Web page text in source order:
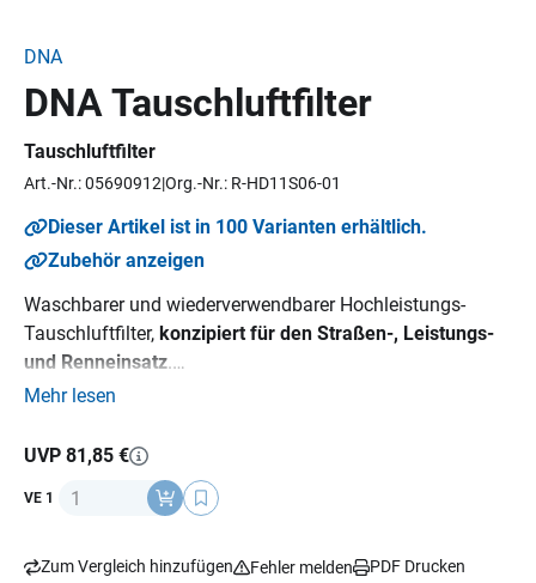
DNA
DNA Tauschluftfilter
Tauschluftfilter
Art.-Nr.: 05690912 Org.-Nr.: R-HD11S06-01
Dieser Artikel ist in 100 Varianten erhältlich.
Zubehör anzeigen
Waschbarer und wiederverwendbarer Hochleistungs-
Tauschluftfilter, konzipiert für den Straßen-, Leistungs-
und Renneinsatz.
Durch die FCd (Full Contour design) Technology wird die
Filtermedium genutzt. Dadurch vergrößert sich der
Filterbereich zwischen 20-80 %, der Luftstrom wird erhöht
und die Leistung des Motors somit gesteigert. Mit dem
Benzinverbrauch reduziert.
Mehr lesen
UVP 81,85 €
VE 1 Anzahl
Zum Vergleich hinzufügen Fehler melden PDF Drucken